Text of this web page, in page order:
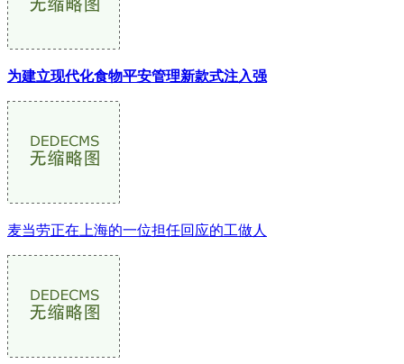
为建立现代化食物平安管理新款式注入强
麦当劳正在上海的一位担任回应的工做人